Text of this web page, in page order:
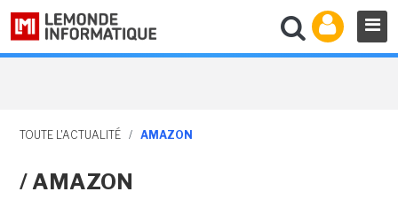
TOUTE L'ACTUALITÉ / AMAZON
/ AMAZON